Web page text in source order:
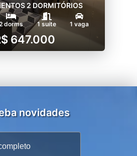
2 DORMITÓRIOS
dorms 1 suíte 1 vaga
647.000
novidades